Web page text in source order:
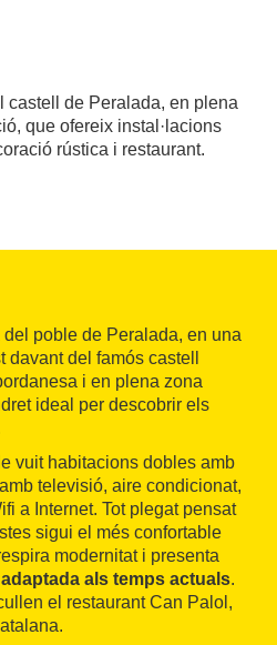
castell de Peralada, en plena
que ofereix instal·lacions
rústica i restaurant.
poble de Peralada, en una
del famós castell
i en plena zona
ideal per descobrir els
vuit habitacions dobles amb
televisió, aire condicionat,
a Internet. Tot plegat pensat
sigui el més confortable
modernitat i presenta
als temps actuals.
el restaurant Can Palol,